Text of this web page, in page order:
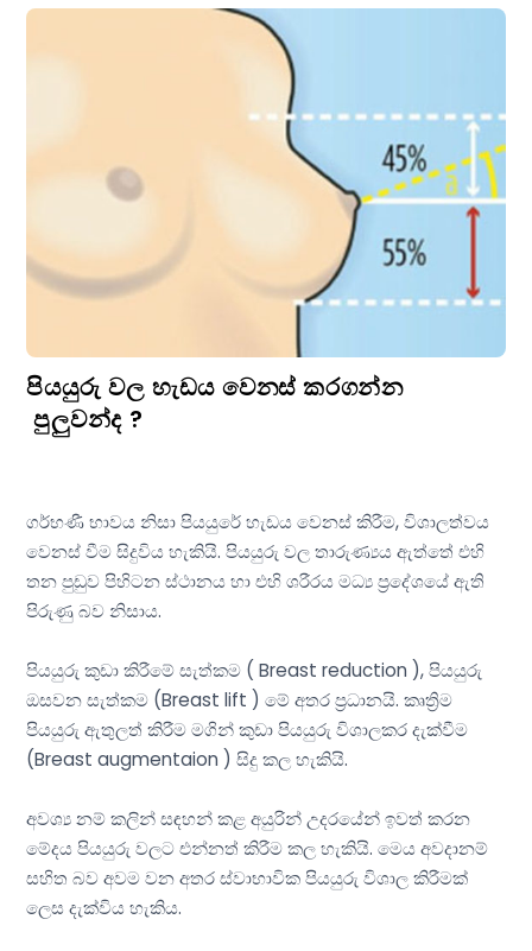
පියයුරු වල හැඩය වෙනස් කරගන්න
පුලුවන්ද ?
ගර්භණී භාවය නිසා පියයුරේ හැඩය වෙනස් කිරීම, විශාලත්වය
වෙනස් වීම සිදුවිය හැකියි. පියයුරු වල තාරුණ්‍යය ඇත්තේ එහි
තන පුඩුව පිහිටන ස්ථානය හා එහි ශරීරය මධ්‍ය ප්‍රදේශයේ ඇති
පිරුණු බව නිසාය.
පියයුරු කුඩා කිරීමේ සැත්කම ( Breast reduction ), පියයුරු
ඔසවන සැත්කම (Breast lift ) මේ අතර ප්‍රධානයි. කෘත්‍රිම
පියයුරු ඇතුලත් කිරීම මගින් කුඩා පියයුරු විශාලකර දැක්වීම
(Breast augmentaion ) සිදු කල හැකියි.
අවශ්‍ය නම් කලින් සඳහන් කළ අයුරින් උදරයේන් ඉවත් කරන
මේදය පියයුරු වලට එන්නත් කිරීම කල හැකියි. මෙය අවදානම්
සහිත බව අවම වන අතර ස්වාභාවික පියයුරු විශාල කිරීමක්
ලෙස දැක්විය හැකිය.